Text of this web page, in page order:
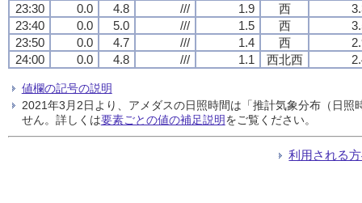
23:30
0.0 4.8 /// 1.9 西
23:40
0.0 5.0 /// 1.5 西
23:50
0.0 4.7 /// 1.4 西
24:00
0.0 4.8 /// 1.1 西北西
値欄の記号の説明
2021年3月2日より、アメダスの日照時間は「推計気象分布（日
せん。詳しくは要素ごとの値の補足説明をご覧ください。
利用される